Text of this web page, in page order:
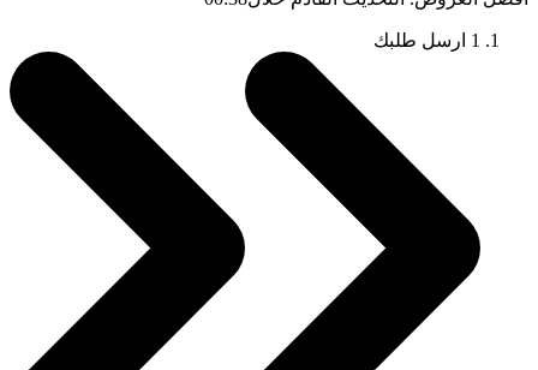
1 ارسل طلبك